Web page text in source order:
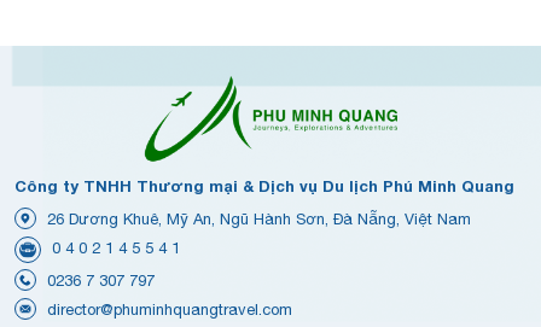
Công ty TNHH Thương mại & Dịch vụ Du lịch Phú Minh Quang
26 Dương Khuê, Mỹ An, Ngũ Hành Sơn, Đà Nẵng, Việt Nam
0 4 0 2 1 4 5 5 4 1
0236 7 307 797
director@phuminhquangtravel.com